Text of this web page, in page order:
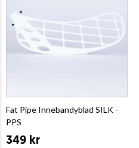
Fat Pipe Innebandyblad SILK -
PPS
349 kr